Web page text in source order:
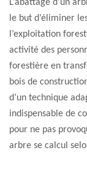
L’abattage d’un
le but d’éliminer
l’exploitation
activité des
forestière en
bois de
d’un technique
indispensable de
pour ne pas
arbre se calcul